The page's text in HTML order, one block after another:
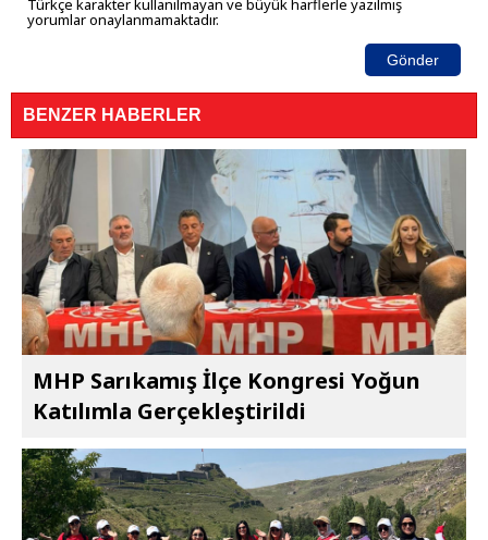
Türkçe karakter kullanılmayan ve büyük harflerle yazılmış
yorumlar onaylanmamaktadır.
Gönder
BENZER HABERLER
MHP Sarıkamış İlçe Kongresi Yoğun
Katılımla Gerçekleştirildi